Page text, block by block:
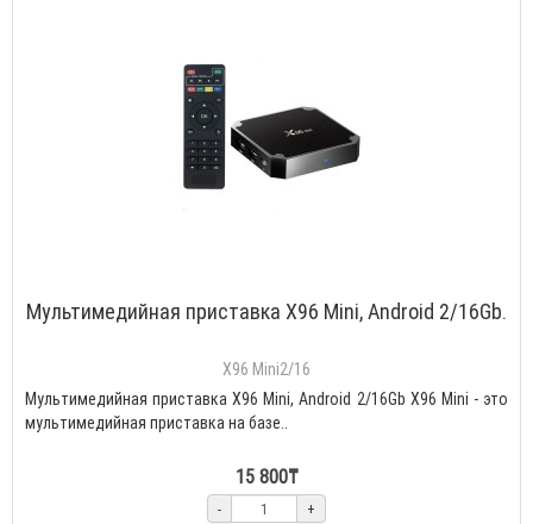
Мультимедийная приставка X96 Mini, Android 2/16Gb.
X96 Mini2/16
Мультимедийная приставка X96 Mini, Android 2/16Gb X96 Mini - это
мультимедийная приставка на базе..
15 800₸
- +